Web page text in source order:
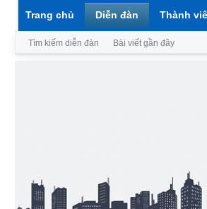
Trang chủ Diễn đàn
Tìm kiếm diễn đàn Bài viết gần đây
Thành